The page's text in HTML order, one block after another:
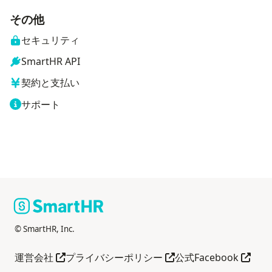
その他
セキュリティ
SmartHR API
契約と支払い
サポート
© SmartHR, Inc.
運営会社 別タブで開く
プライバシーポリシー 別タブで開く
公式Facebook別タ